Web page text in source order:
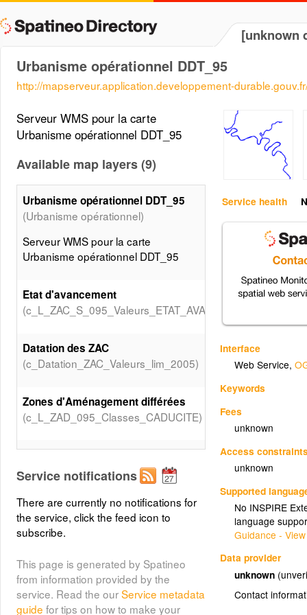
[unknown
Urbanisme opérationnel DDT_95
http://mapserveur.application.developpement-
Service health
Interface
Web Service,
Keywords
Fees
unknown
Access
unknown
Supported
No INSPIRE
language
Guidance -
Data provider
unknown
Contact
Serveur WMS pour la carte
Urbanisme opérationnel DDT_95
Available map layers (9)
Urbanisme opérationnel DDT_95
(Urbanisme opérationnel)
Serveur WMS pour la carte
Urbanisme opérationnel DDT_95
Etat d'avancement
(c_L_ZAC_S_095_Valeurs_ETAT_AVANC)
Datation des ZAC
(c_Datation_ZAC_Valeurs_lim_2005)
Zones d'Aménagement différées
(c_L_ZAD_095_Classes_CADUCITE)
(c_L_TERRITOIRES_S_095_Etiquettes)
Limite des territoires
(c_L_TERRITOIRES_S_095)
Limite du département
(c_N_DEPT_BDT_095)
Service notifications
There are currently no notifications for
the service, click the feed icon to
subscribe.
This page is generated by Spatineo
from information provided by the
service. Read the ourService metadata
guide for tips on how to make your